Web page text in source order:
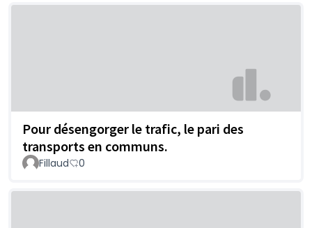
Pour désengorger le trafic, le pari des
transports en communs.
Fillaud 0